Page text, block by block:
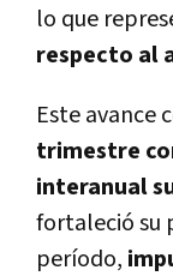
lo que
respecto al
Este avance
trimestre
interanual
fortaleció su
período,